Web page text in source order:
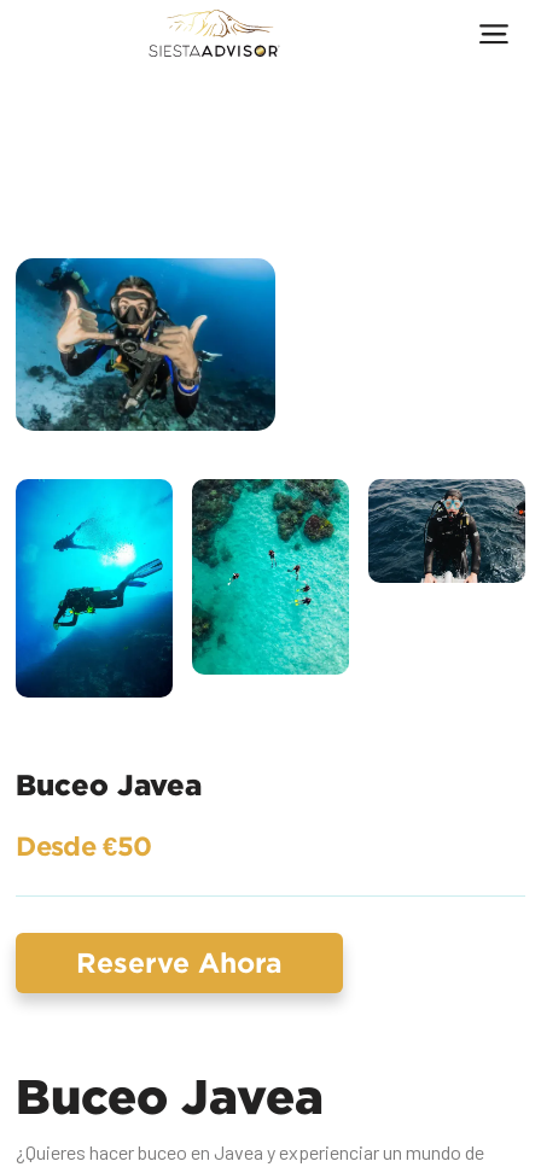
Buceo Javea
Desde €50
Reserve Ahora
Buceo Javea
¿Quieres hacer buceo en Javea y experienciar un mundo de